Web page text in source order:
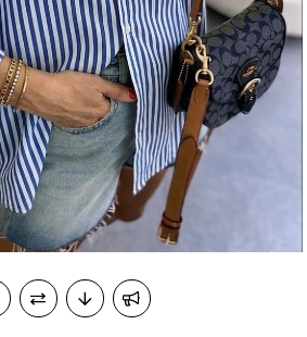
kapsamında tarafınızca korunmasını, sms ve
almayıkabul ediyorum.
Çevir Kazan